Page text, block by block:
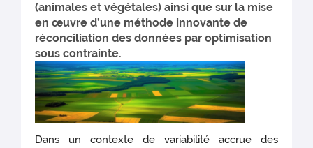
(animales et végétales) ainsi que sur la mise
en œuvre d’une méthode innovante de
réconciliation des données par optimisation
sous contrainte.
Dans un contexte de variabilité accrue des